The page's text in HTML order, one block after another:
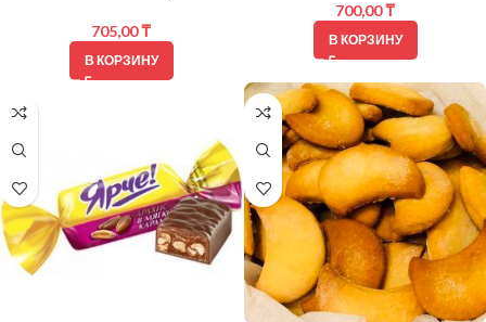
705,00₸
В КОРЗИНУ
700,00₸
В КОРЗИНУ